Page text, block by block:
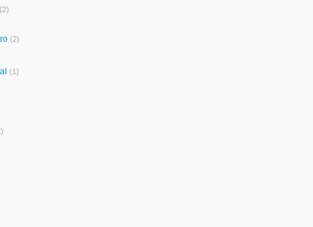
(2)
(2)
(1)